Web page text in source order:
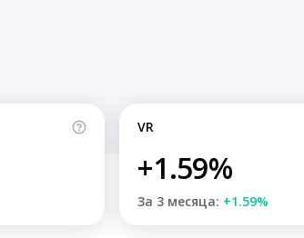
VR
+1.59%
За 3 месяца: +1.59%